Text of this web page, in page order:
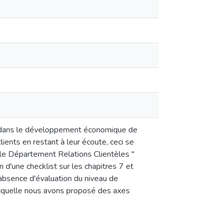
le développement économique de
en restant à leur écoute, ceci se
Département Relations Clientèles "
d'une checklist sur les chapitres 7 et
d'évaluation du niveau de
nous avons proposé des axes